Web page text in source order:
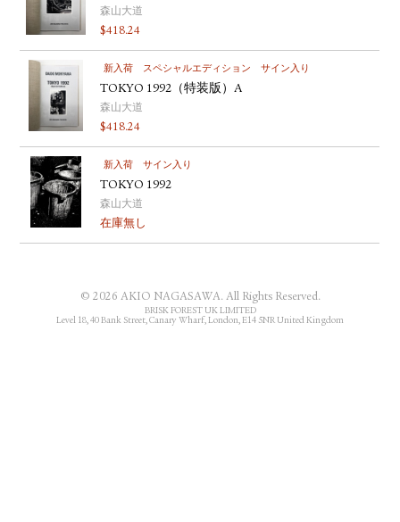
森山大道
$418.24
新入荷 スペシャルエディション サイン入り
TOKYO 1992（特装版）A
森山大道
$418.24
新入荷 サイン入り
TOKYO 1992
森山大道
在庫無し
© 2026 AKIO NAGASAWA. All Rights Reserved.
BRISK FOREST UK LIMITED
Level 18, 40 Bank Street, Canary Wharf, London, E14 5NR United Kingdom
PRIVACY POLICY
INSTAGRAM
GALLERY
PUBLISHING
TWITTER
FACEBOOK
YOUTUBE